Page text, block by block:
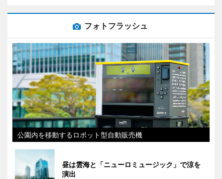
フォトフラッシュ
公園内を移動するロボット型自動販売機
昼は雲海と「ニューロミュージック」で涼を
演出